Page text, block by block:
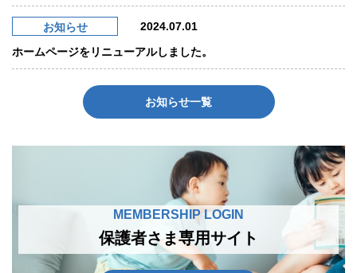
お知らせ
2024.07.01
ホームページをリニューアルしました。
お知らせ一覧
MEMBERSHIP LOGIN
保護者さま専用サイト